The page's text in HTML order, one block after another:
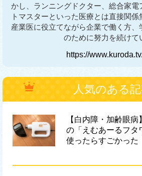
かし、ランニングドクター、総合家電
トマスターといった医療とは直接関
産業医に役立てながら企業で働く方
のために努力を続けて
https://
人気のある
【白内障・加齢眼
の「えむあーるフタ
使ったらすごかった